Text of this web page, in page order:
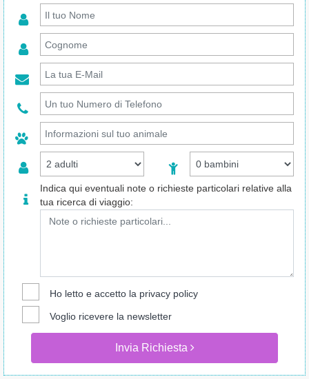
Indica qui eventuali note o richieste particolari relative alla
tua ricerca di viaggio:
Ho letto e accetto la privacy policy
Voglio ricevere la newsletter
Invia Richiesta